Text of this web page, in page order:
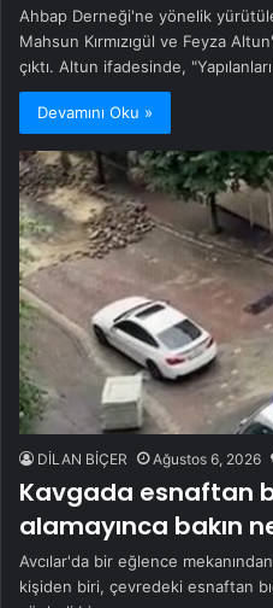
Ahbap Derneği'ne yönelik
Mahsun Kırmızıgül ve Feyza
çıktı. Altun ifadesinde,
Devamını Oku »
DİLAN BİÇER Ağustos 6, 2026
Kavgada esnaftan
alamayınca bakın
Avcılar'da bir eğlence
kişiden biri, çevredeki esnaftan